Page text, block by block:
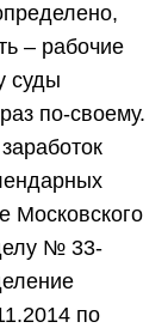
– рабочие
суды
по-своему.
Московского
№ 33-
по